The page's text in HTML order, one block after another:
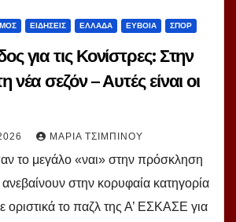
ΕΙΔΗΣΕΙΣ ΕΛΛΑΔΑ ΕΥΒΟΙΑ ΣΠΟΡ
για τις Κονίστρες: Στην
σεζόν – Αυτές είναι οι
ΜΑΡΊΑ ΤΣΙΜΠΙΝΟΎ
το μεγάλο «ναι» στην πρόσκληση
στην κορυφαία κατηγορία
το παζλ της Α’ ΕΣΚΑΣΕ για